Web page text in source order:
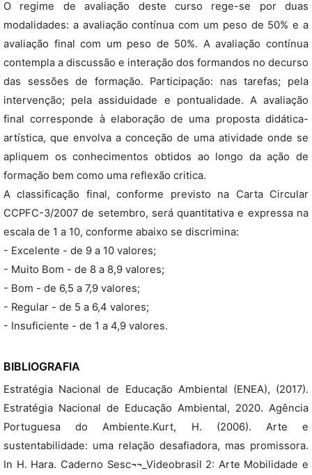
O regime de avaliação deste curso rege-se por duas
modalidades: a avaliação contínua com um peso de 50% e a
avaliação final com um peso de 50%. A avaliação contínua
contempla a discussão e interação dos formandos no decurso
das sessões de formação. Participação: nas tarefas; pela
intervenção; pela assiduidade e pontualidade. A avaliação
final corresponde à elaboração de uma proposta didática-
artística, que envolva a conceção de uma atividade onde se
apliquem os conhecimentos obtidos ao longo da ação de
formação bem como uma reflexão critica.
A classificação final, conforme previsto na Carta Circular
CCPFC-3/2007 de setembro, será quantitativa e expressa na
escala de 1 a 10, conforme abaixo se discrimina:
- Excelente - de 9 a 10 valores;
- Muito Bom - de 8 a 8,9 valores;
- Bom - de 6,5 a 7,9 valores;
- Regular - de 5 a 6,4 valores;
- Insuficiente - de 1 a 4,9 valores.
BIBLIOGRAFIA
Estratégia Nacional de Educação Ambiental (ENEA), (2017).
Estratégia Nacional de Educação Ambiental, 2020. Agência
Portuguesa do Ambiente.Kurt, H. (2006). Arte e
sustentabilidade: uma relação desafiadora, mas promissora.
In H. Hara. Caderno Sesc¬¬_Videobrasil 2: Arte Mobilidade e